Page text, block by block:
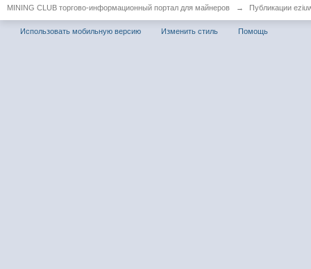
MINING CLUB торгово-информационный портал для майнеров → Публикации
Использовать мобильную версию Изменить стиль Помощь